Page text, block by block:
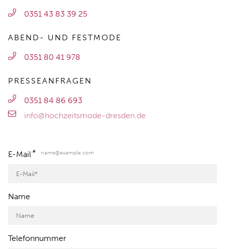
0351 43 83 39 25
ABEND- UND FESTMODE
0351 80 41 978
PRESSEANFRAGEN
0351 84 86 693
info@hochzeitsmode-dresden.de
E-Mail* name@example.com
Name
Telefonnummer